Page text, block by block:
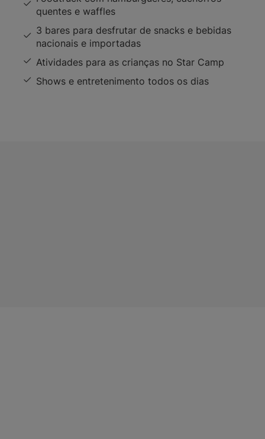
quentes e waffles
3 bares para desfrutar de snacks e bebidas
nacionais e importadas
Atividades para as crianças no Star Camp
Shows e entretenimento todos os dias